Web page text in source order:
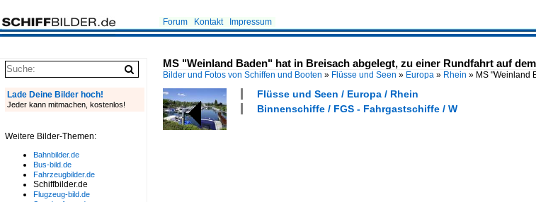
Forum Kontakt Impressum
MS "Weinland Baden" hat in Breisach abgelegt, zu einer Rundfahrt auf
Bilder und Fotos von Schiffen und Booten » Flüsse und Seen » Europa » Rhein » MS "Weinland
Flüsse und Seen / Europa / Rhein
Binnenschiffe / FGS - Fahrgastschiffe / W
Lade Deine Bilder hoch!
Jeder kann mitmachen, kostenlos!
Weitere Bilder-Themen:
Bahnbilder.de
Bus-bild.de
Fahrzeugbilder.de
Schiffbilder.de
Flugzeug-bild.de